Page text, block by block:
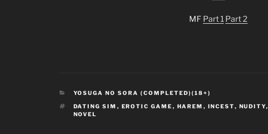
MF Part 1 Part 2
CATEGORIES
YOSUGA NO SORA (COMPLETED)(18+)
TAGS
DATING SIM , EROTIC GAME , HAREM , INCEST, NUDITY,
NOVEL